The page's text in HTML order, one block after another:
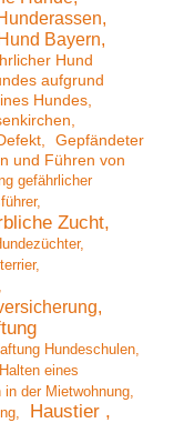
Bayern
Hund
aufgrund
Hundes
Gepfändeter
und Führen von
gefährlicher
Zucht
Hundeschulen
Halten eines
in der Mietwohnung
Haustier